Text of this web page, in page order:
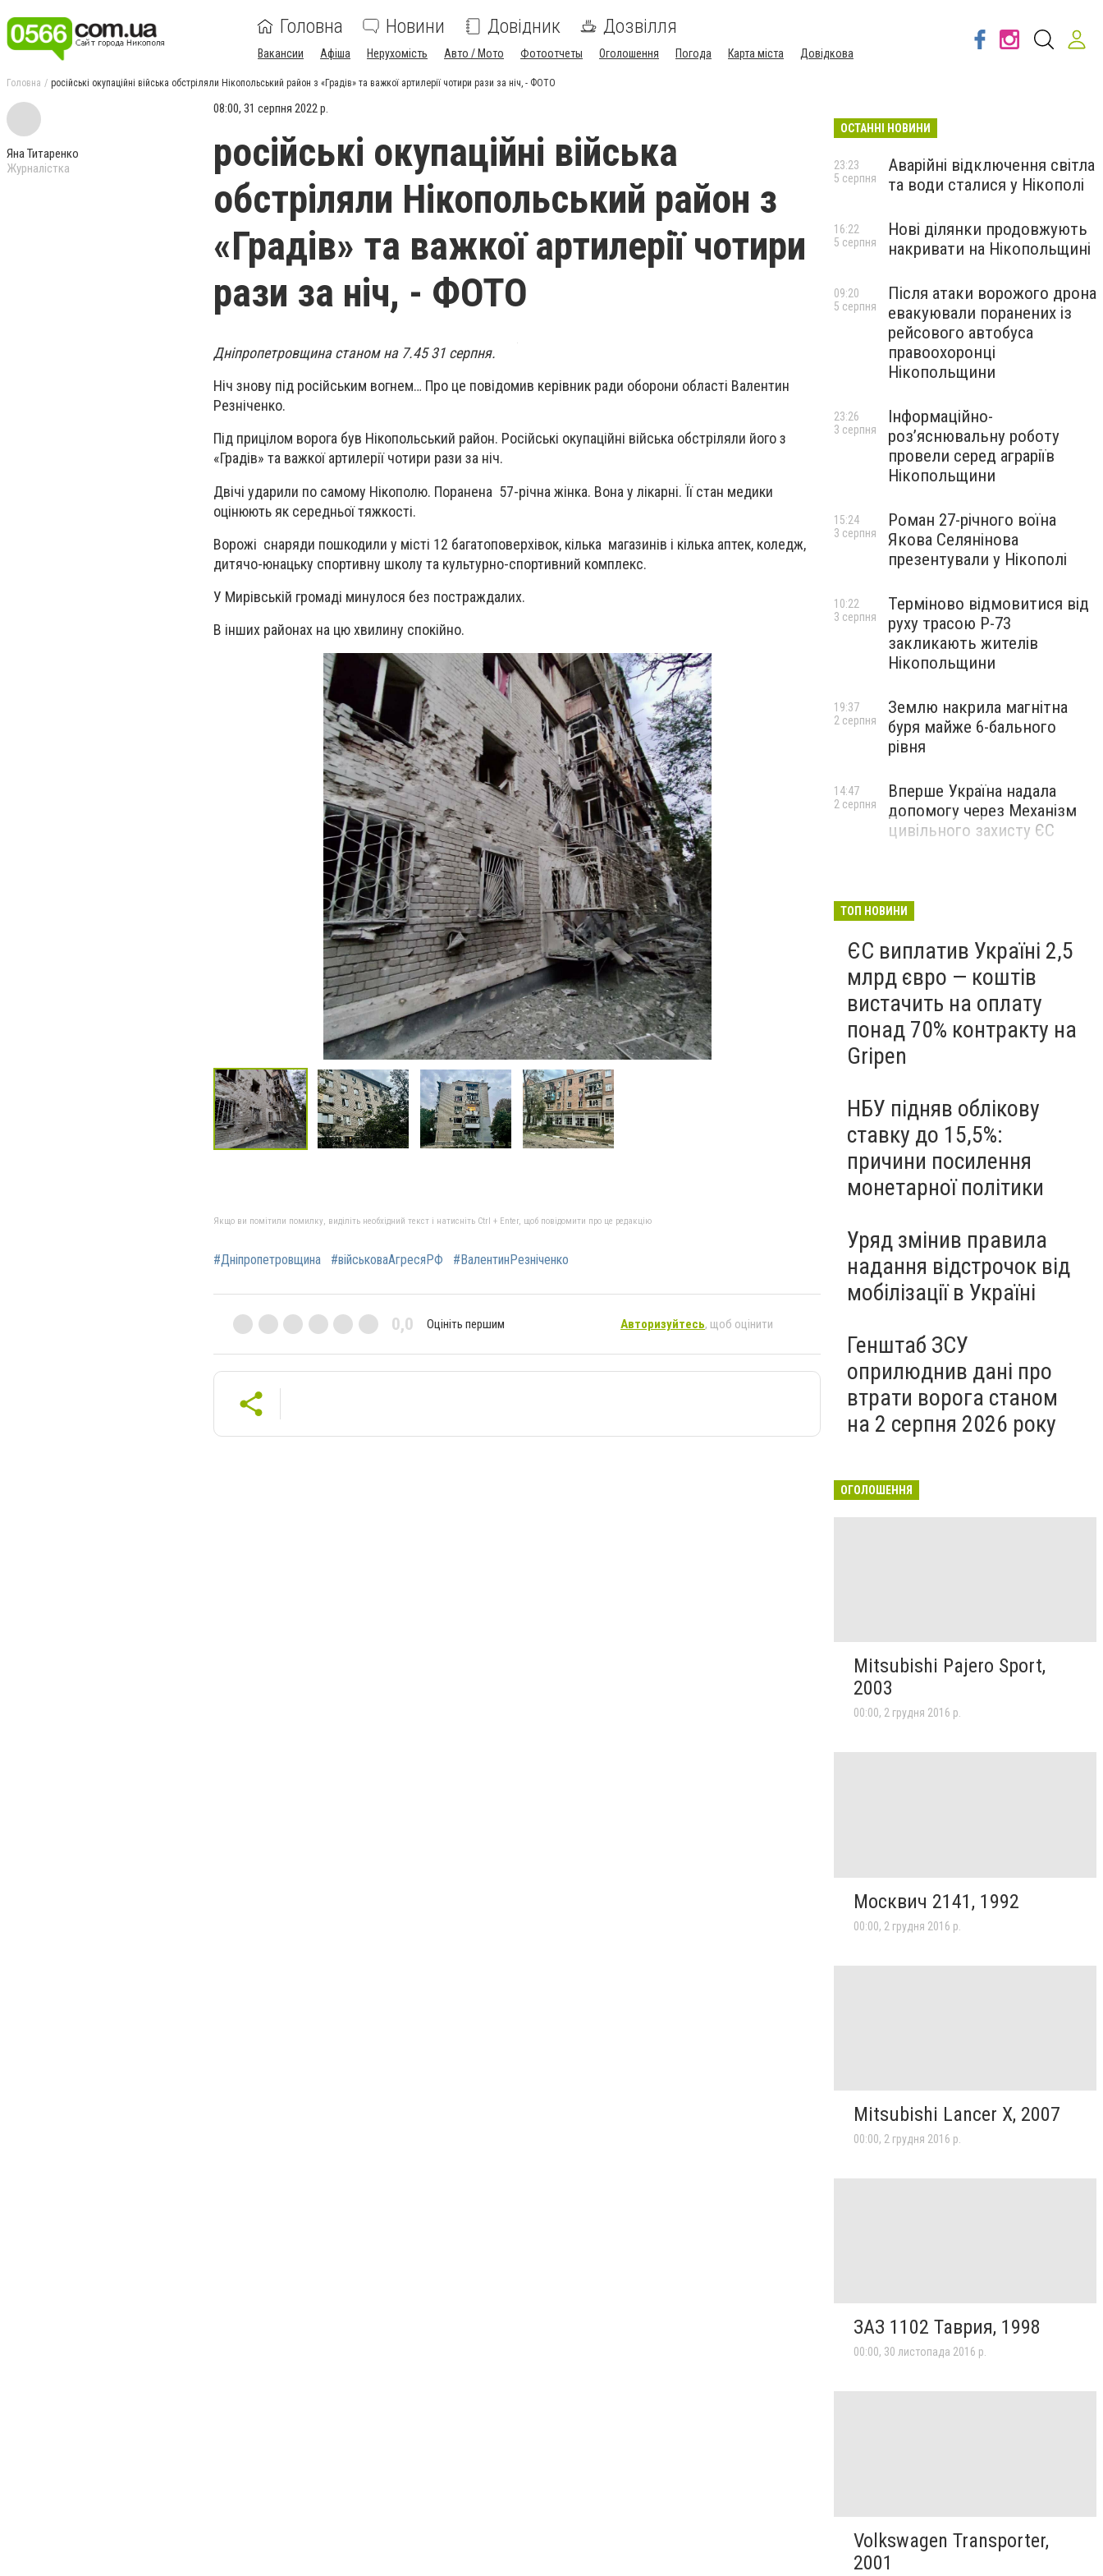
Головна Новини Довідник Дозвілля
Вакансии Афіша Нерухомість Авто / Мото Фотоотчеты Оголошення Погода Карта міста Довідкова
Головна російські окупаційні війська обстріляли Нікопольський район з «Градів» та важкої артилерії чотири рази за ніч, - ФОТО
Яна Титаренко
Журналістка
08:00, 31 серпня 2022 р.
російські окупаційні війська
обстріляли Нікопольський район з
«Градів» та важкої артилерії чотири
рази за ніч, - ФОТО
Дніпропетровщина станом на 7.45 31 серпня.
Ніч знову під російським вогнем… Про це повідомив керівник ради оборони області Валентин
Резніченко.
Під прицілом ворога був Нікопольський район. Російські окупаційні війська обстріляли його з
«Градів» та важкої артилерії чотири рази за ніч.
Двічі ударили по самому Нікополю. Поранена 57-річна жінка. Вона у лікарні. Її стан медики
оцінюють як середньої тяжкості.
Ворожі снаряди пошкодили у місті 12 багатоповерхівок, кілька магазинів і кілька аптек, коледж,
дитячо-юнацьку спортивну школу та культурно-спортивний комплекс.
У Мирівській громаді минулося без постраждалих.
В інших районах на цю хвилину спокійно.
Якщо ви помітили помилку, виділіть необхідний текст і натисніть Ctrl + Enter, щоб повідомити про це редакцію
#Дніпропетровщина #військоваАгресяРФ #ВалентинРезніченко
0,0 Оцініть першим Авторизуйтесь, щоб оцінити
ОСТАННІ НОВИНИ
Аварійні відключення світла
та води сталися у Нікополі
23:23
5 серпня
Нові ділянки продовжують
накривати на Нікопольщині
16:22
5 серпня
Після атаки ворожого дрона
евакуювали поранених із
рейсового автобуса
правоохоронці
Нікопольщини
09:20
5 серпня
Інформаційно-
роз’яснювальну роботу
провели серед аграріїв
Нікопольщини
23:26
3 серпня
Роман 27-річного воїна
Якова Селянінова
презентували у Нікополі
15:24
3 серпня
Терміново відмовитися від
руху трасою Р-73
закликають жителів
Нікопольщини
10:22
3 серпня
Землю накрила магнітна
буря майже 6-бального
рівня
19:37
2 серпня
Вперше Україна надала
допомогу через Механізм
цивільного захисту ЄС
14:47
2 серпня
ТОП НОВИНИ
ЄС виплатив Україні 2,5
млрд євро — коштів
вистачить на оплату
понад 70% контракту на
Gripen
НБУ підняв облікову
ставку до 15,5%:
причини посилення
монетарної політики
Уряд змінив правила
надання відстрочок від
мобілізації в Україні
Генштаб ЗСУ
оприлюднив дані про
втрати ворога станом
на 2 серпня 2026 року
ОГОЛОШЕННЯ
Mitsubishi Pajero Sport,
2003
00:00, 2 грудня 2016 р.
Москвич 2141, 1992
00:00, 2 грудня 2016 р.
Mitsubishi Lancer X, 2007
00:00, 2 грудня 2016 р.
ЗАЗ 1102 Таврия, 1998
00:00, 30 листопада 2016 р.
Volkswagen Transporter,
2001